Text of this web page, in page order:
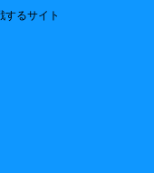
するサイト